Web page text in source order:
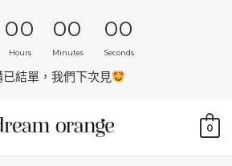
00
Hours
00
Minutes
00
Seconds
已結單，我們下次見
0